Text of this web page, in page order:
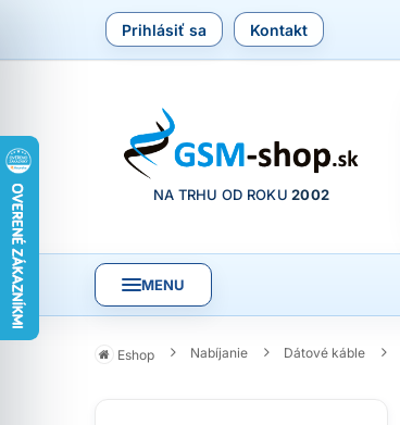
Prihlásiť sa Kontakt
NA TRHU OD ROKU2002
MENU
Eshop Nabíjanie Dátové káble